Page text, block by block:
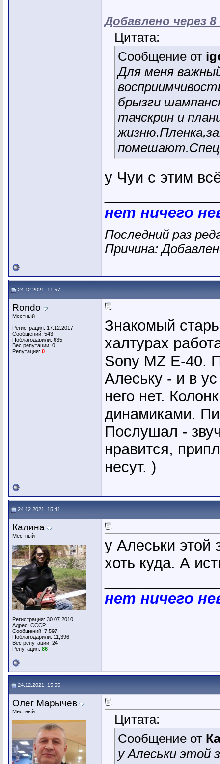
Добавлено через
Цитата:
Сообщение от
Для меня
брызги
тачскрин и
у Чуи с этим
нет ничего
Последний раз
Причина:
24.12.2021, 11:57
Rondo
Местный
Регистрация: 17.12.2017
Сообщений: 543
Поблагодарили: 635
Вес репутации: 0
Репутация: 0
Знакомый
халтурах
Sony MZ E-40.
Алеську - и в
него нет.
динамиками.
Послушал -
нравится,
несут. )
24.12.2021, 15:41
Калина
Местный
Регистрация: 30.07.2010
Адрес: СССР
Сообщений: 7,597
Поблагодарили: 11,396
Вес репутации: 24
Репутация: 86
у Алеськи этой
хоть куда. А
нет ничего
24.12.2021, 15:55
Олег Марычев
Местный
Цитата:
Сообщение от
у Алеськи этой